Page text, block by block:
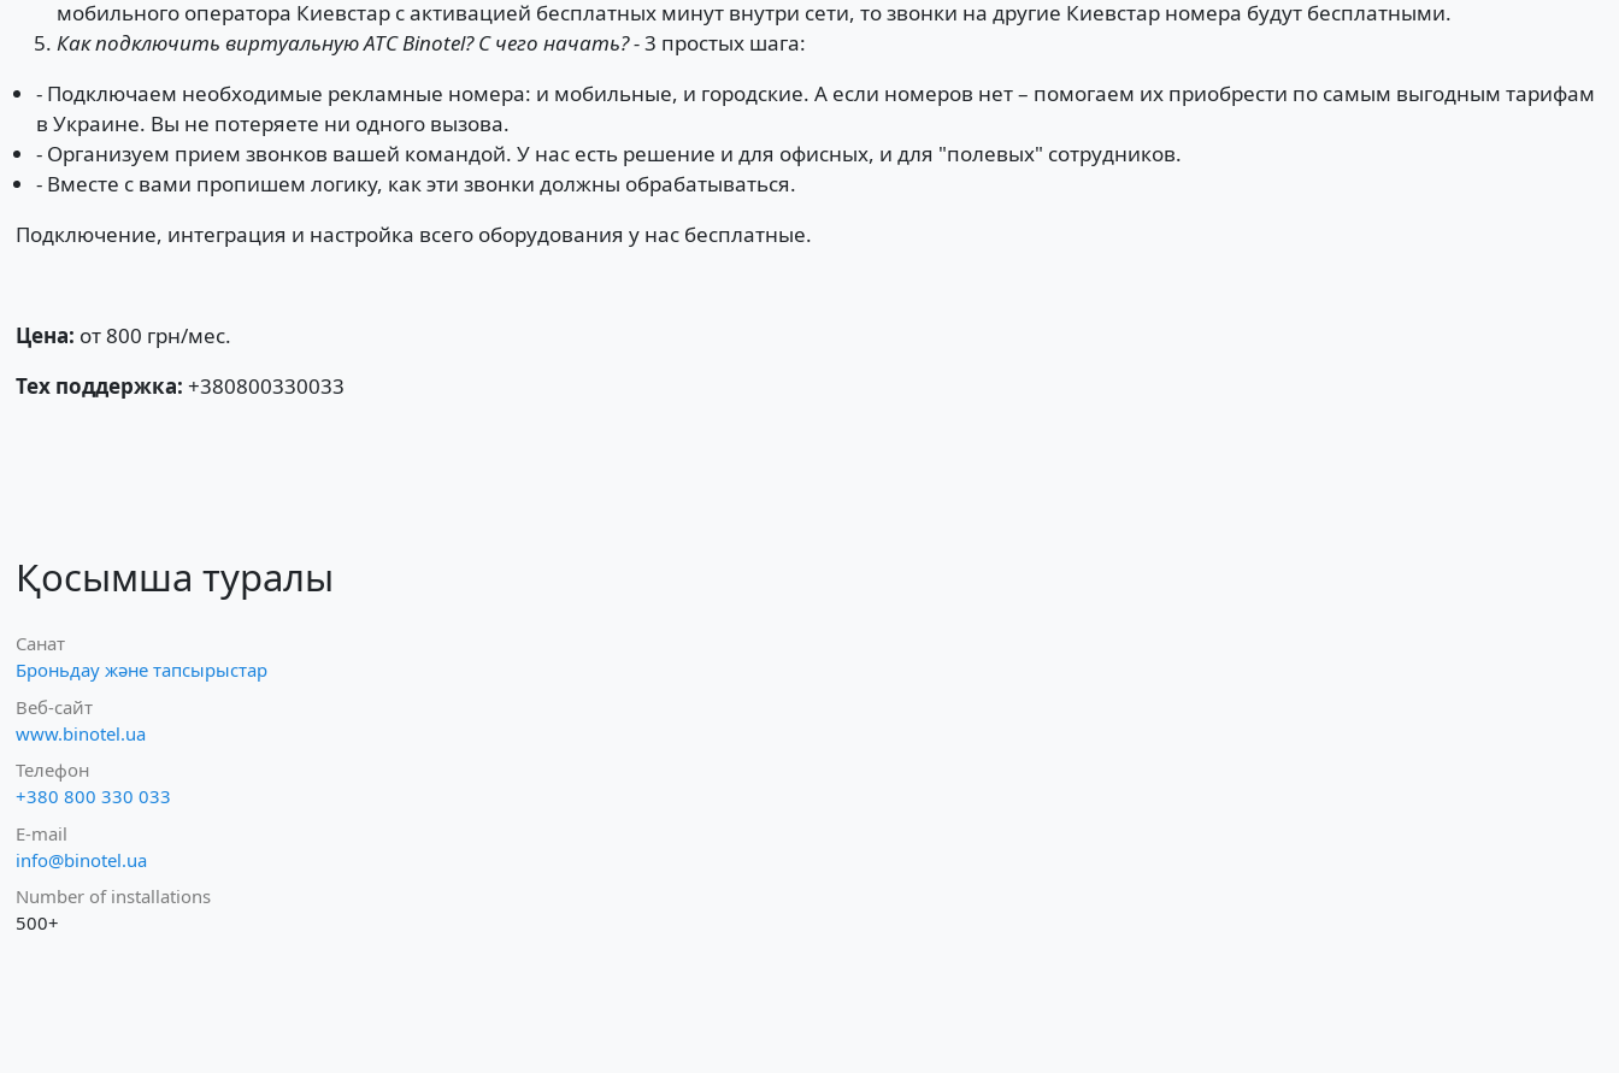
мобильного оператора Киевстар с активацией бесплатных минут внутри сети, то звонки на другие Киевстар номера будут бесплатными.
Как подключить виртуальную АТС Binotel? С чего начать? -3 простых шага:
- Подключаем необходимые рекламные номера: и мобильные, и городские. А если номеров нет – помогаем их приобрести по самым выгодным тарифам
в Украине. Вы не потеряете ни одного вызова.
- Организуем прием звонков вашей командой. У нас есть решение и для офисных, и для "полевых" сотрудников.
- Вместе с вами пропишем логику, как эти звонки должны обрабатываться.
Подключение, интеграция и настройка всего оборудования у нас бесплатные.
Цена: от 800 грн/мес.
Тех поддержка: +380800330033
Қосымша туралы
Санат
Броньдау және тапсырыстар
Веб-сайт
www.binotel.ua
Телефон
+380 800 330 033
E-mail
info@binotel.ua
Number of installations
500+